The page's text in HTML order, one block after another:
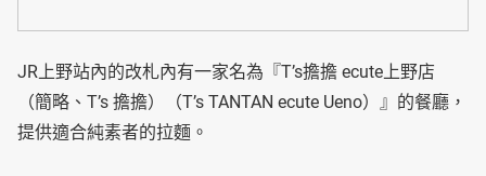
JR上野站內的改札內有一家名為『T’s擔擔 ecute上野店
（簡略、T’s 擔擔）（T’s TANTAN ecute Ueno）』的餐廳，
提供適合純素者的拉麵。